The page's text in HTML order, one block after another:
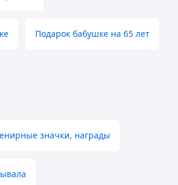
Подарок бабушке на 65 лет
значки, награды